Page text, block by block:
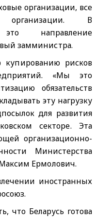
организации, все
организации. В
направление
замминистра.
рисков
«Мы это
обязательств
эту нагрузку
для развития
секторе. Эта
организационно-
Министерства
Ермолович.
иностранных
что Беларусь готова